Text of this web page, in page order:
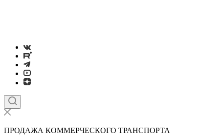
ПРОДАЖА КОММЕРЧЕСКОГО ТРАНСПОРТА